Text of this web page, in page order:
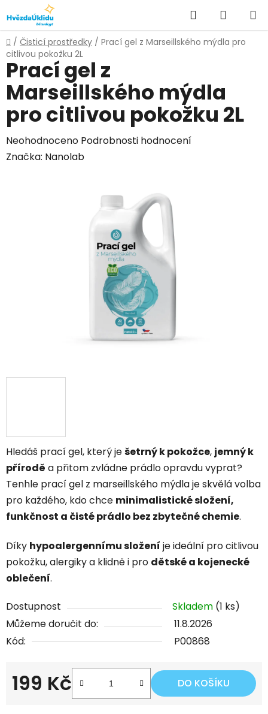
na
obsah
Hledat
KOŠÍK
Domů
/ Čisticí prostředky / Prací gel z Marseillského mýdla pro
citlivou pokožku 2L
Hledáš prací gel, který ješetrný k pokožce, jemný k
přírodě a přitom zvládne prádlo opravdu vyprat?
Tenhle prací gel z marseillského mýdla je skvělá volba
pro každého, kdo chce minimalistické složení,
funkčnost a čisté prádlo bez zbytečné chemie.
Díky hypoalergennímu složení je ideální pro citlivou
pokožku, alergiky a klidně i pro dětské a kojenecké
oblečení.
Dostupnost Skladem (1 ks)
Můžeme doručit do:
11.8.2026
Kód:
P00868
199 Kč DO KOŠÍKU
Prací gel z
Marseillského mýdla
pro citlivou pokožku 2L
Průměrné
hodnocení
Neohodnoceno Podrobnosti hodnocení
Značka: Nanolab